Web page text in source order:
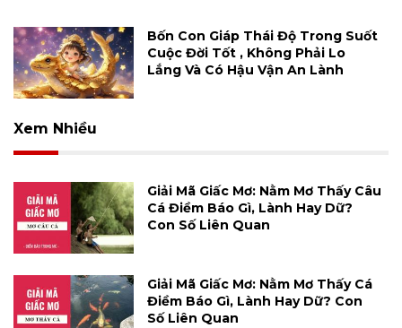
Bốn Con Giáp Thái Độ Trong Suốt
Cuộc Đời Tốt , Không Phải Lo
Lắng Và Có Hậu Vận An Lành
Xem Nhiều
Giải Mã Giấc Mơ: Nằm Mơ Thấy Câu
Cá Điềm Báo Gì, Lành Hay Dữ?
Con Số Liên Quan
Giải Mã Giấc Mơ: Nằm Mơ Thấy Cá
Điềm Báo Gì, Lành Hay Dữ? Con
Số Liên Quan